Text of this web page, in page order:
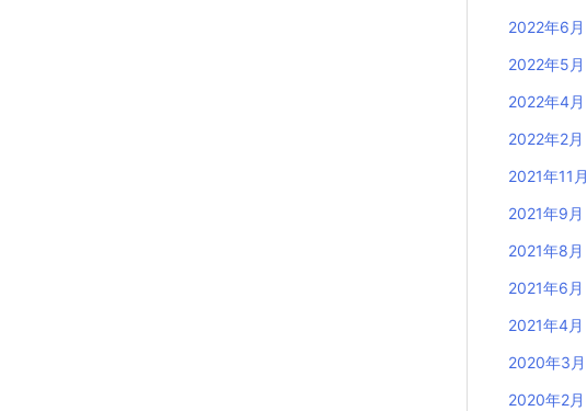
2022年6月
2022年5月
2022年4月
2022年2月
2021年11月
2021年9月
2021年8月
2021年6月
2021年4月
2020年3月
2020年2月